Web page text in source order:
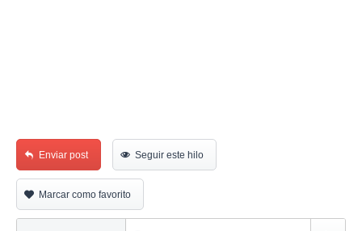
Enviar post Seguir este hilo
Marcar como favorito